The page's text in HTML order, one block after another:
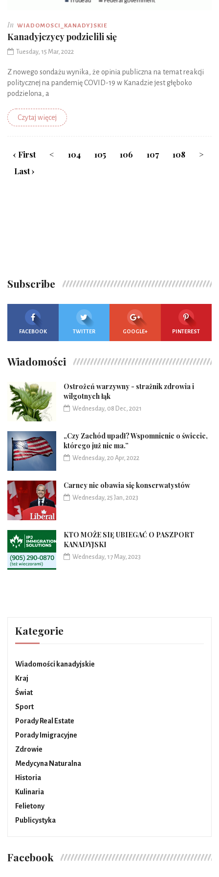
In WIADOMOSCI_KANADYJSKIE
Kanadyjczycy podzielili się
Tuesday, 15 Mar, 2022
Z nowego sondażu wynika, że ​​opinia publiczna na temat reakcji
politycznej na pandemię COVID-19 w Kanadzie jest głęboko
podzielona, ​​a
Czytaj więcej
‹ First < 104 105 106 107 108
>
Last ›
Subscribe
FACEBOOK TWITTER GOOGLE+ PINTEREST
Wiadomości
Ostrożeń warzywny - strażnik zdrowia i
wilgotnych łąk
Wednesday, 08 Dec, 2021
„Czy Zachód upadł? Wspomnienie o świecie,
którego już nie ma.”
Wednesday, 20 Apr, 2022
Carney nie obawia się konserwatystów
Wednesday, 25 Jan, 2023
KTO MOŻE SIĘ UBIEGAĆ O PASZPORT
KANADYJSKI
Wednesday, 17 May, 2023
Kategorie
Wiadomości kanadyjskie
Kraj
Świat
Sport
Porady Real Estate
Porady Imigracyjne
Zdrowie
Medycyna Naturalna
Historia
Kulinaria
Felietony
Publicystyka
Facebook